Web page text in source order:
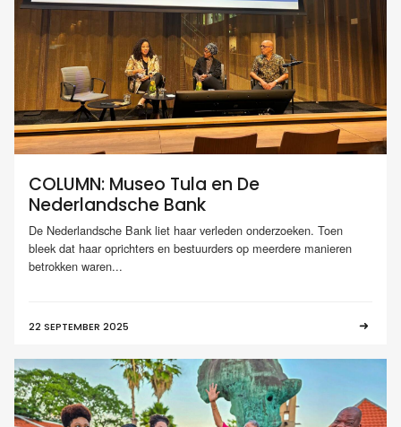
COLUMN: Museo Tula en De
Nederlandsche Bank
De Nederlandsche Bank liet haar verleden onderzoeken. Toen
bleek dat haar oprichters en bestuurders op meerdere manieren
betrokken waren...
22 SEPTEMBER 2025